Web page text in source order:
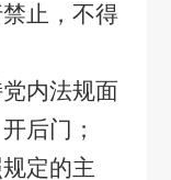
止，不得
内法规面
后门；
定的主